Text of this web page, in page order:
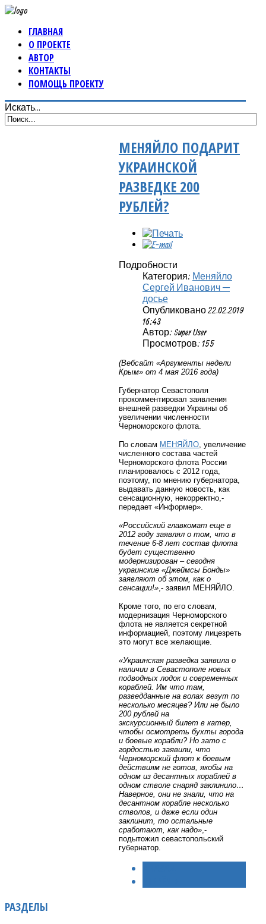
ГЛАВНАЯ
О ПРОЕКТЕ
АВТОР
КОНТАКТЫ
ПОМОЩЬ ПРОЕКТУ
Искать...
МЕНЯЙЛО ПОДАРИТ
УКРАИНСКОЙ
РАЗВЕДКЕ 200
РУБЛЕЙ?
Подробности
Категория: Меняйло
Сергей Иванович —
досье
Опубликовано 22.02.2019
16:43
Автор: Super User
Просмотров: 155
(Вебсайт «Аргументы недели
Крым» от 4 мая 2016 года)
Губернатор Севастополя
прокомментировал заявления
внешней разведки Украины об
увеличении численности
Черноморского флота.
По словам МЕНЯЙЛО , увеличение
численного состава частей
Черноморского флота России
планировалось с 2012 года,
поэтому, по мнению губернатора,
выдавать данную новость, как
сенсационную, некорректно,-
передает «Информер».
«Российский главкомат еще в
2012 году заявлял о том, что в
течение 6-8 лет состав флота
будет существенно
модернизирован – сегодня
украинские «Джеймсы Бонды»
заявляют об этом, как о
сенсации!» ,- заявил МЕНЯЙЛО.
Кроме того, по его словам,
модернизация Черноморского
флота не является секретной
информацией, поэтому лицезреть
это могут все желающие.
«Украинская разведка заявила о
наличии в Севастополе новых
подводных лодок и современных
кораблей. Им что там,
разведданные на волах везут по
несколько месяцев? Или не было
200 рублей на
экскурсионный билет в катер,
чтобы осмотреть бухты города
и боевые корабли? Но зато с
гордостью заявили, что
Черноморский флот к боевым
действиям не готов, якобы на
одном из десантных кораблей в
одном стволе снаряд заклинило…
Наверное, они не знали, что на
десантном корабле несколько
стволов, и даже если один
заклинит, то остальные
сработают, как надо» ,-
подытожил севастопольский
губернатор.
РАЗДЕЛЫ